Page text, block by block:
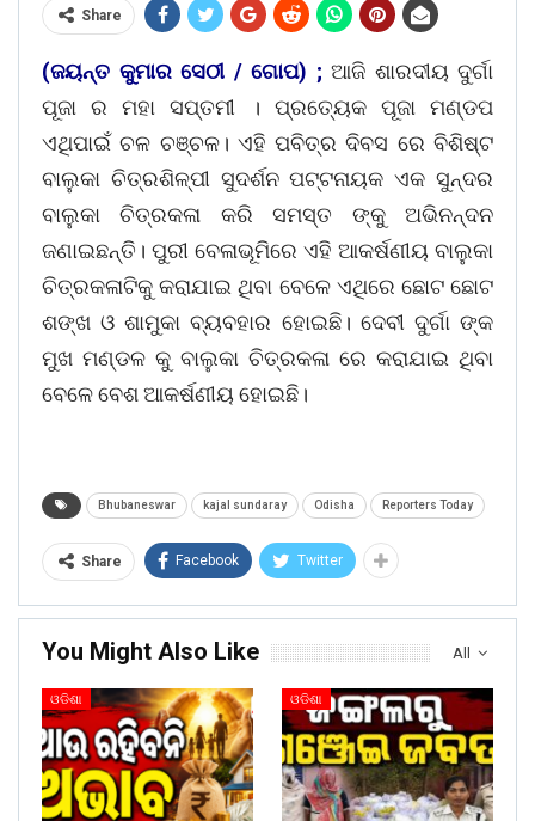
Share
(ଜୟନ୍ତ କୁମାର ସେଠୀ / ଗୋପ) ; ଆଜି ଶାରଦୀୟ ଦୁର୍ଗା
ପୂଜା ର ମହା ସପ୍ତମୀ । ପ୍ରତ୍ୟେକ ପୂଜା ମଣ୍ଡପ
ଏଥିପାଇଁ ଚଳ ଚଞ୍ଚଳ। ଏହି ପବିତ୍ର ଦିବସ ରେ ବିଶିଷ୍ଟ
ବାଲୁକା ଚିତ୍ରଶିଳ୍ପୀ ସୁଦର୍ଶନ ପଟ୍ଟନାୟକ ଏକ ସୁନ୍ଦର
ବାଲୁକା ଚିତ୍ରକଳା କରି ସମସ୍ତ ଙ୍କୁ ଅଭିନନ୍ଦନ
ଜଣାଇଛନ୍ତି। ପୁରୀ ବେଳାଭୂମିରେ ଏହି ଆକର୍ଷଣୀୟ ବାଲୁକା
ଚିତ୍ରକଳାଟିକୁ କରାଯାଇ ଥିବା ବେଳେ ଏଥିରେ ଛୋଟ ଛୋଟ
ଶଙ୍ଖ ଓ ଶାମୁକା ବ୍ୟବହାର ହୋଇଛି। ଦେବୀ ଦୁର୍ଗା ଙ୍କ
ମୁଖ ମଣ୍ଡଳ କୁ ବାଲୁକା ଚିତ୍ରକଳା ରେ କରାଯାଇ ଥିବା
ବେଳେ ବେଶ ଆକର୍ଷଣୀୟ ହୋଇଛି।
Bhubaneswar kajal sundaray Odisha Reporters Today
Share Facebook Twitter
All
You Might Also Like
ଓଡିଶା ଓଡିଶା